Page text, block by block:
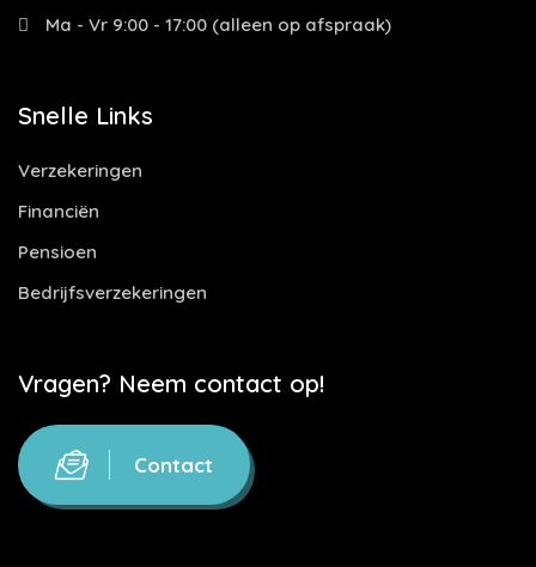
Ma - Vr 9:00 - 17:00 (alleen op afspraak)
Snelle Links
Verzekeringen
Financiën
Pensioen
Bedrijfsverzekeringen
Vragen? Neem contact op!
Contact